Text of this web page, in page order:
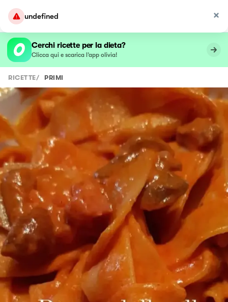
undefined
Cerchi ricette per la dieta?
Clicca qui e scarica l’app olivia!
RICETTE/ PRIMI